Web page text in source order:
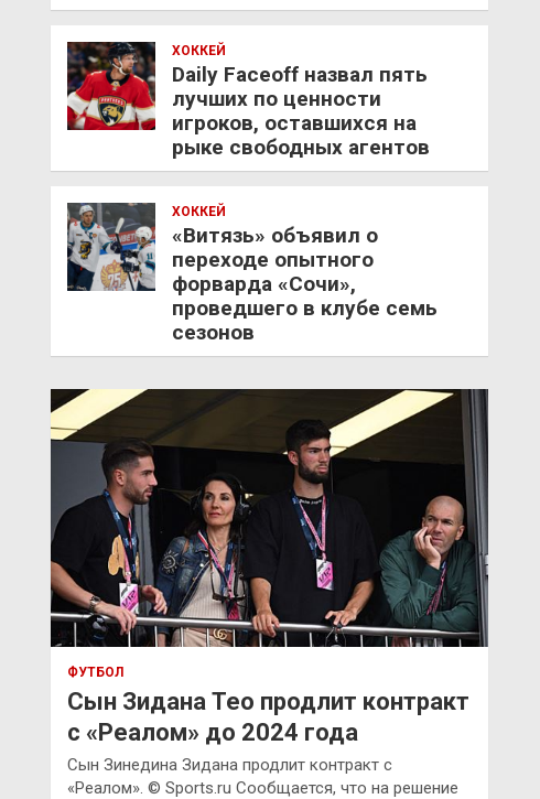
ХОККЕЙ
Daily Faceoff назвал пять
лучших по ценности
игроков, оставшихся на
рыке свободных агентов
ХОККЕЙ
«Витязь» объявил о
переходе опытного
форварда «Сочи»,
проведшего в клубе семь
сезонов
ФУТБОЛ
Сын Зидана Тео продлит контракт
с «Реалом» до 2024 года
Сын Зинедина Зидана продлит контракт с
«Реалом». © Sports.ru Сообщается, что на решение